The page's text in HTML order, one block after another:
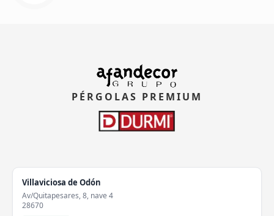
PÉRGOLAS PREMIUM
Villaviciosa de Odón
Av/Quitapesares, 8, nave 4
28670